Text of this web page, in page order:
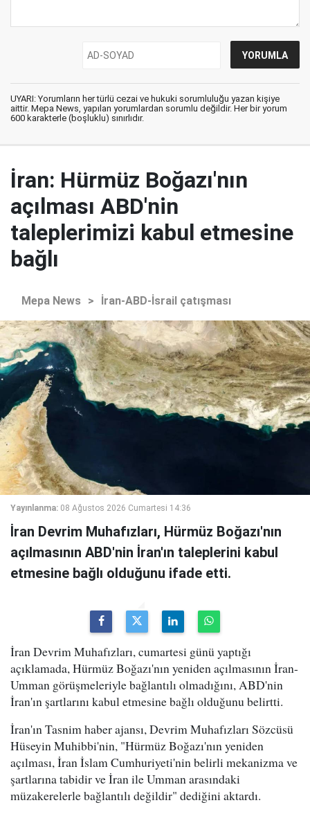
UYARI: Yorumların her türlü cezai ve hukuki sorumluluğu yazan kişiye
aittir. Mepa News, yapılan yorumlardan sorumlu değildir. Her bir yorum
600 karakterle (boşluklu) sınırlıdır.
İran: Hürmüz Boğazı'nın
açılması ABD'nin
taleplerimizi kabul etmesine
bağlı
Mepa News > İran-ABD-İsrail çatışması
Yayınlanma: 08 Ağustos 2026 Cumartesi 14:36
İran Devrim Muhafızları, Hürmüz Boğazı'nın
açılmasının ABD'nin İran'ın taleplerini kabul
etmesine bağlı olduğunu ifade etti.
İran Devrim Muhafızları, cumartesi günü yaptığı
açıklamada, Hürmüz Boğazı'nın yeniden açılmasının İran-
Umman görüşmeleriyle bağlantılı olmadığını, ABD'nin
İran'ın şartlarını kabul etmesine bağlı olduğunu belirtti.
İran'ın Tasnim haber ajansı, Devrim Muhafızları Sözcüsü
Hüseyin Muhibbi'nin, "Hürmüz Boğazı'nın yeniden
açılması, İran İslam Cumhuriyeti'nin belirli mekanizma ve
şartlarına tabidir ve İran ile Umman arasındaki
müzakerelerle bağlantılı değildir" dediğini aktardı.